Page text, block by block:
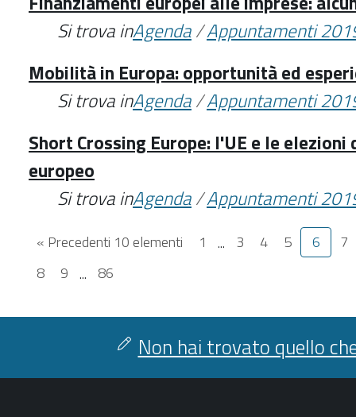
Si trova inAgenda/Appuntamenti
Mobilità in Europa: opportunità ed
Si trova inAgenda/Appuntamenti
Short Crossing Europe: l'UE e le
europeo
Si trova inAgenda/Appuntamenti
« Precedenti 10 elementi 1 ... 3 4 5 6
7
8
9 ... 86
Non hai trovato quello